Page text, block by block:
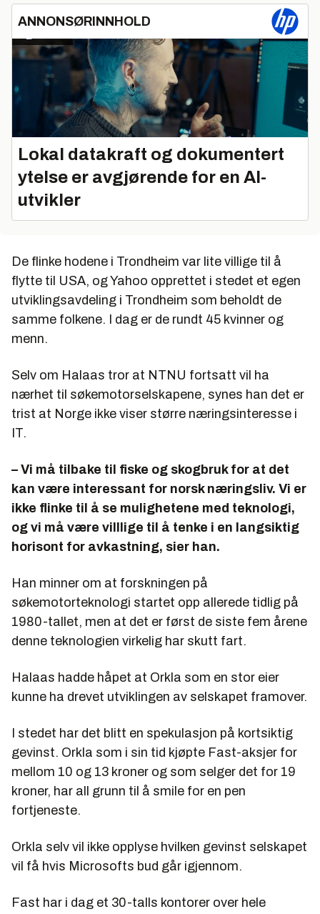
ANNONSØRINNHOLD
Lokal datakraft og dokumentert
ytelse er avgjørende for en AI-
utvikler
De flinke hodene i Trondheim var lite villige til å
flytte til USA, og Yahoo opprettet i stedet et egen
utviklingsavdeling i Trondheim som beholdt de
samme folkene. I dag er de rundt 45 kvinner og
menn.
Selv om Halaas tror at NTNU fortsatt vil ha
nærhet til søkemotorselskapene, synes han det er
trist at Norge ikke viser større næringsinteresse i
IT.
– Vi må tilbake til fiske og skogbruk for at det
kan være interessant for norsk næringsliv. Vi er
ikke flinke til å se mulighetene med teknologi,
og vi må være villlige til å tenke i en langsiktig
horisont for avkastning, sier han.
Han minner om at forskningen på
søkemotorteknologi startet opp allerede tidlig på
1980-tallet, men at det er først de siste fem årene
denne teknologien virkelig har skutt fart.
Halaas hadde håpet at Orkla som en stor eier
kunne ha drevet utviklingen av selskapet framover.
I stedet har det blitt en spekulasjon på kortsiktig
gevinst. Orkla som i sin tid kjøpte Fast-aksjer for
mellom 10 og 13 kroner og som selger det for 19
kroner, har all grunn til å smile for en pen
fortjeneste.
Orkla selv vil ikke opplyse hvilken gevinst selskapet
vil få hvis Microsofts bud går igjennom.
Fast har i dag et 30-talls kontorer over hele